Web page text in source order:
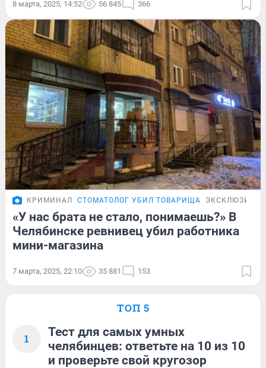
8 марта, 2025, 14:52 56 845 366
КРИМИНАЛ СТОМАТОЛОГ УБИЛ ТОВАРИЩА ЭКСКЛЮЗИВ
«У нас брата не стало, понимаешь?» В
Челябинске ревнивец убил работника
мини-магазина
7 марта, 2025, 22:10 35 881 153
ТОП 5
1
Тест для самых умных
челябинцев: ответьте на 10 из 10
и проверьте свой кругозор